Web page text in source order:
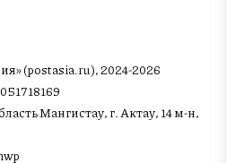
(postasia.ru), 2024-2026
Мангистау, г. Актау, 14 м-н,